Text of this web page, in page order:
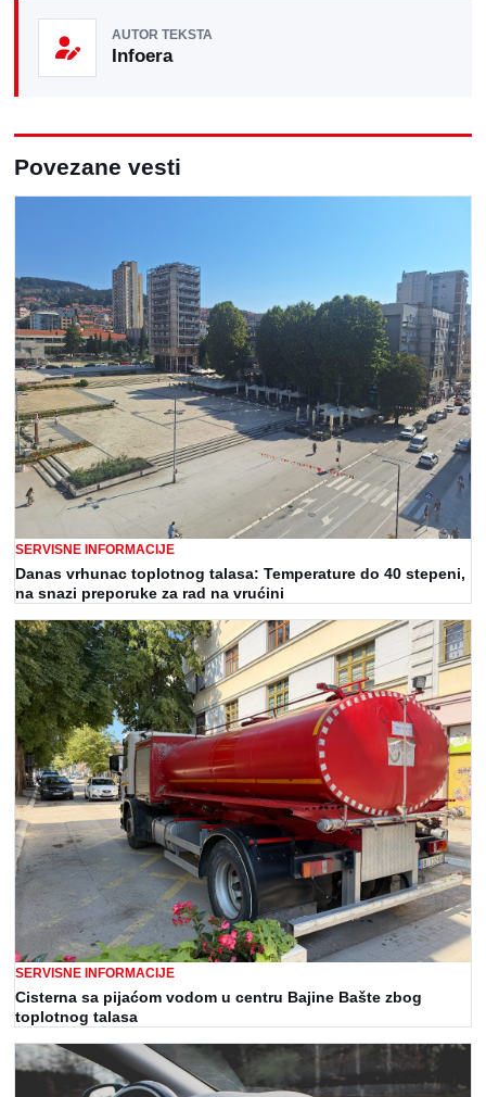
AUTOR TEKSTA
Infoera
Povezane vesti
SERVISNE INFORMACIJE
Danas vrhunac toplotnog talasa: Temperature do 40 stepeni,
na snazi preporuke za rad na vrućini
SERVISNE INFORMACIJE
Cisterna sa pijaćom vodom u centru Bajine Bašte zbog
toplotnog talasa